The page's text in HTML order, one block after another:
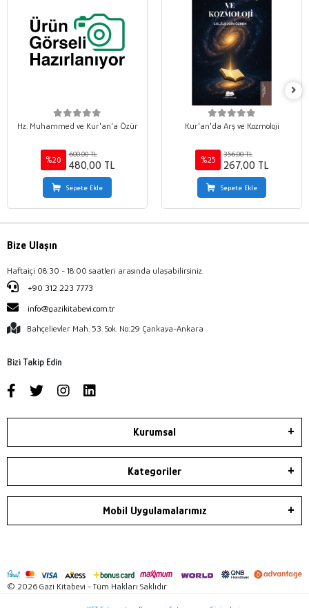
Hz. Muhammed ve Kur'an'a Özür
%20
600,00 TL
480,00 TL
Sepete Ekle
Kur'an'da Arş ve Kozmoloji
%25
356,00 TL
267,00 TL
Sepete Ekle
Bize Ulaşın
Haftaiçi 08:30 - 18:00 saatleri arasında ulaşabilirsiniz.
+90 312 223 7773
info@gazikitabevi.com.tr
Bahçelievler Mah. 53. Sok. No:29 Çankaya-Ankara
Bizi Takip Edin
Kurumsal
Kategoriler
Mobil Uygulamalarımız
© 2026 Gazi Kitabevi - Tüm Hakları Saklıdır